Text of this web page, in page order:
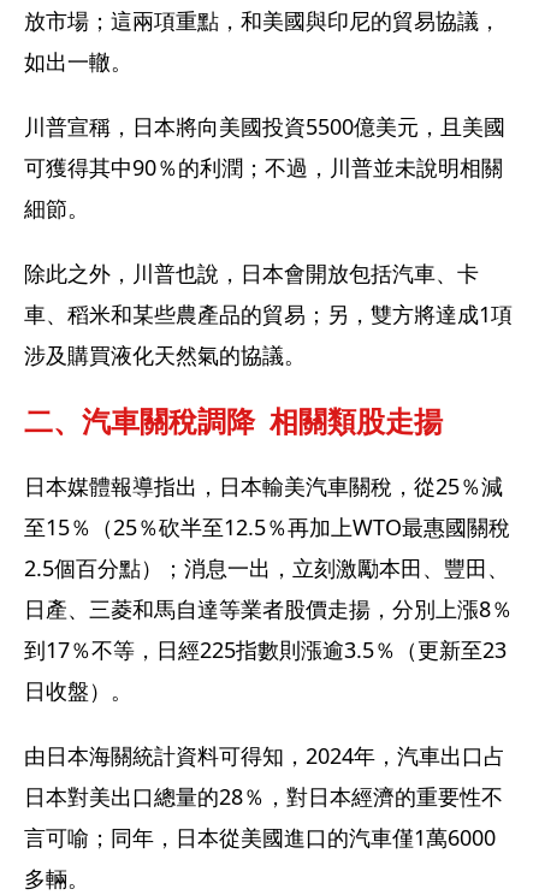
放市場；這兩項重點，和美國與印尼的貿易協議，
如出一轍。
川普宣稱，日本將向美國投資5500億美元，且美國
可獲得其中90％的利潤；不過，川普並未說明相關
細節。
除此之外，川普也說，日本會開放包括汽車、卡
車、稻米和某些農產品的貿易；另，雙方將達成1項
涉及購買液化天然氣的協議。
二、汽車關稅調降  相關類股走揚
日本媒體報導指出，日本輸美汽車關稅，從25％減
至15％（25％砍半至12.5％再加上WTO最惠國關稅
2.5個百分點）；消息一出，立刻激勵本田、豐田、
日產、三菱和馬自達等業者股價走揚，分別上漲8％
到17％不等，日經225指數則漲逾3.5％（更新至23
日收盤）。
由日本海關統計資料可得知，2024年，汽車出口占
日本對美出口總量的28％，對日本經濟的重要性不
言可喻；同年，日本從美國進口的汽車僅1萬6000
多輛。